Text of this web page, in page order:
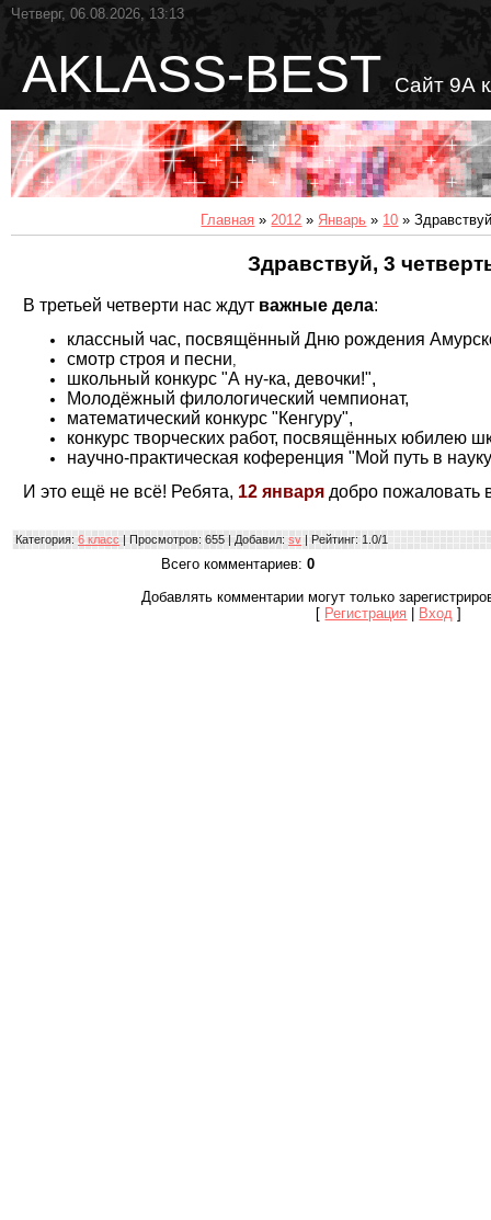
Четверг, 06.08.2026, 13:13
AKLASS-BEST Сайт 9А
Главная » 2012 » Январь » 10 »
Здравствуй, 3
В третьей четверти нас ждут важные дела:
классный час, посвящённый Дню рождения
смотр строя и песни,
школьный конкурс "А ну-ка, девочки!",
Молодёжный филологический чемпионат,
математический конкурс "Кенгуру",
конкурс творческих работ, посвящённых юбилею
научно-практическая коференция "Мой путь в
И это ещё не всё! Ребята, 12 января добро пожаловать
Категория: 6 класс | Просмотров: 655 | Добавил: sv | Рейтинг: 1.0/1
Всего комментариев: 0
Добавлять комментарии могут только
[ Регистрация Вход ]